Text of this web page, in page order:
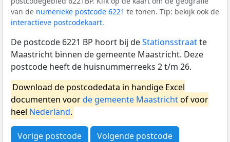
van de numerieke postcode 6221 te tonen. Tip: bekijk ook de
interactieve postcodekaart.
De postcode 6221 BP hoort bij deStationsstraatte
Maastricht binnen de gemeente Maastricht. Deze
postcode heeft de huisnummerreeks 2 t/m 26.
Download de postcodedata in handige Excel
documenten voorde gemeente Maastrichtof voor
heel Nederland.
Vorige postcode Volgende postcode